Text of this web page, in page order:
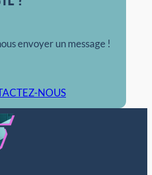
envoyer un message !
NOUS